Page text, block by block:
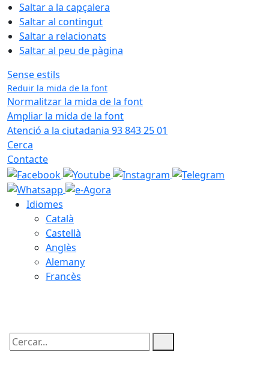
Saltar a la capçalera
Saltar al contingut
Saltar a relacionats
Saltar al peu de pàgina
Sense estils
Reduir la mida de la font
Normalitzar la mida de la font
Ampliar la mida de la font
Atenció a la ciutadania 93 843 25 01
Cerca
Contacte
Idiomes
Català
Castellà
Anglès
Alemany
Francès
Cercar: